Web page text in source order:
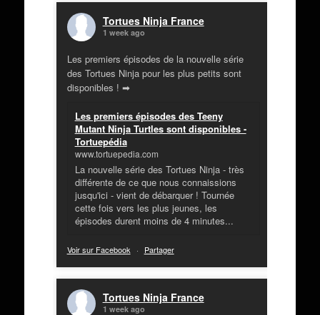
Tortues Ninja France
1 week ago
Les premiers épisodes de la nouvelle série
des Tortues Ninja pour les plus petits sont
disponibles ! ➡
Les premiers épisodes des Teeny
Mutant Ninja Turtles sont disponibles -
Tortuepédia
www.tortuepedia.com
La nouvelle série des Tortues Ninja - très
différente de ce que nous connaissions
jusqu'ici - vient de débarquer ! Tournée
cette fois vers les plus jeunes, les
épisodes durent moins de 4 minutes...
Voir sur Facebook · Partager
Tortues Ninja France
1 week ago